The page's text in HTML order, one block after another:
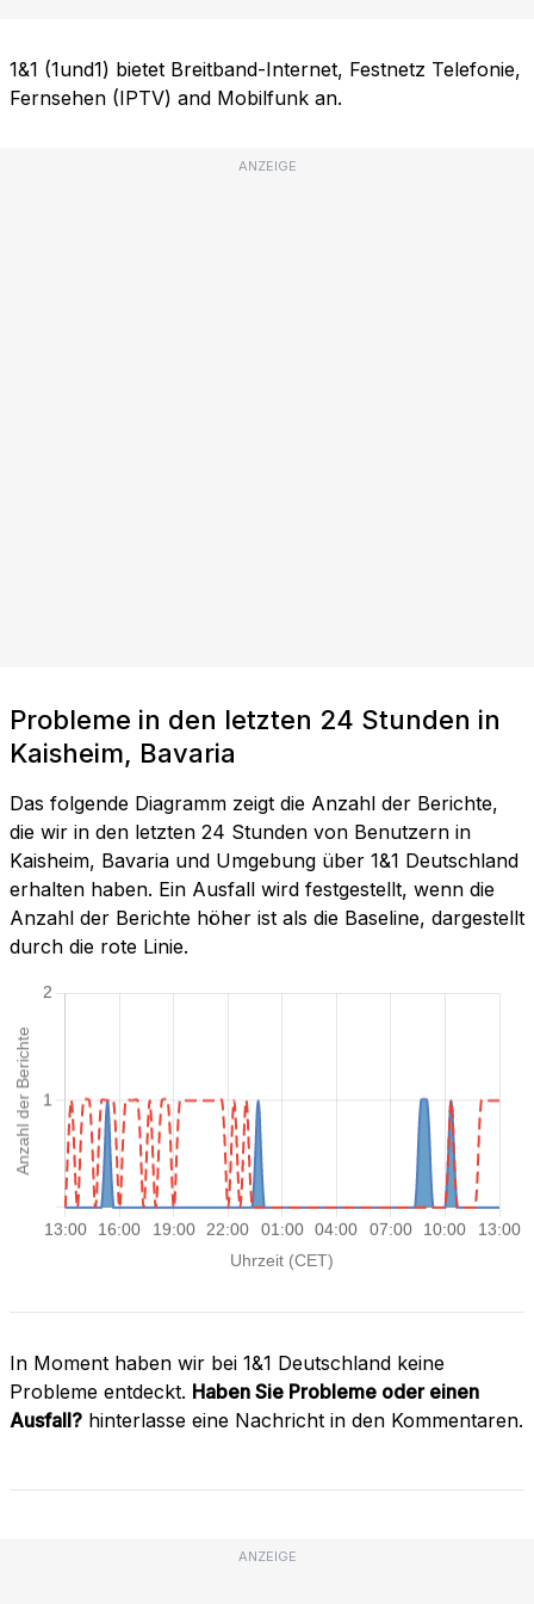
1&1 (1und1) bietet Breitband-Internet, Festnetz Telefonie,
Fernsehen (IPTV) and Mobilfunk an.
ANZEIGE
Probleme in den letzten 24 Stunden in
Kaisheim, Bavaria
Das folgende Diagramm zeigt die Anzahl der Berichte,
die wir in den letzten 24 Stunden von Benutzern in
Kaisheim, Bavaria und Umgebung über 1&1 Deutschland
erhalten haben. Ein Ausfall wird festgestellt, wenn die
Anzahl der Berichte höher ist als die Baseline, dargestellt
durch die rote Linie.
In Moment haben wir bei 1&1 Deutschland keine
Probleme entdeckt. Haben Sie Probleme oder einen
Ausfall? hinterlasse eine Nachricht in den Kommentaren.
ANZEIGE